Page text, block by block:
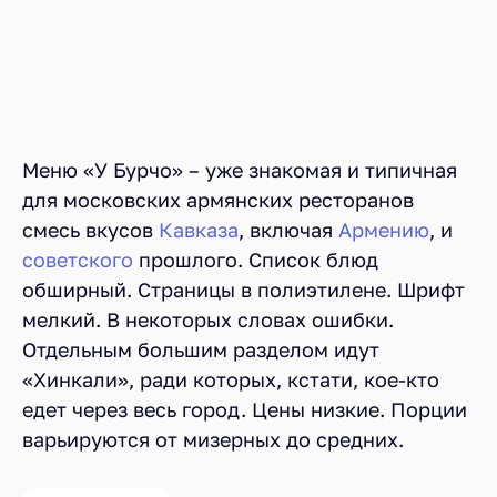
Меню «У Бурчо» – уже знакомая и типичная
для московских армянских ресторанов
смесь вкусов Кавказа, включая Армению, и
советского прошлого. Список блюд
обширный. Страницы в полиэтилене. Шрифт
мелкий. В некоторых словах ошибки.
Отдельным большим разделом идут
«Хинкали», ради которых, кстати, кое-кто
едет через весь город. Цены низкие. Порции
варьируются от мизерных до средних.